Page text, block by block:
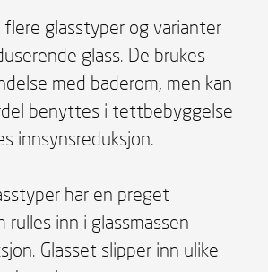
glasstyper og varianter
glass. De brukes
med baderom, men kan
benyttes i tettbebyggelse
innsynsreduksjon.
har en preget
rulles inn i glassmassen
Glasset slipper inn ulike